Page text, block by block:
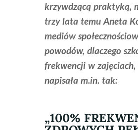
krzywdzącą praktyką,
trzy lata temu Aneta
mediów
powodów, dlaczego
frekwencji w zajęciach,
napisała m.in. tak:
„100%